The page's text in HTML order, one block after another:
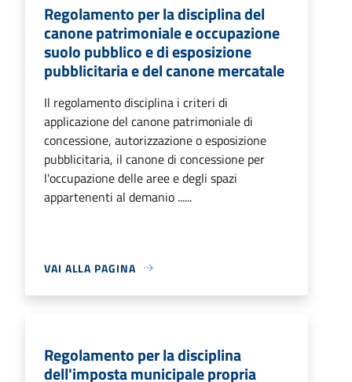
Regolamento per la disciplina del
canone patrimoniale e occupazione
suolo pubblico e di esposizione
pubblicitaria e del canone mercatale
Il regolamento disciplina i criteri di
applicazione del canone patrimoniale di
concessione, autorizzazione o esposizione
pubblicitaria, il canone di concessione per
l'occupazione delle aree e degli spazi
appartenenti al demanio ......
VAI ALLA PAGINA
Regolamento per la disciplina
dell'imposta municipale propria